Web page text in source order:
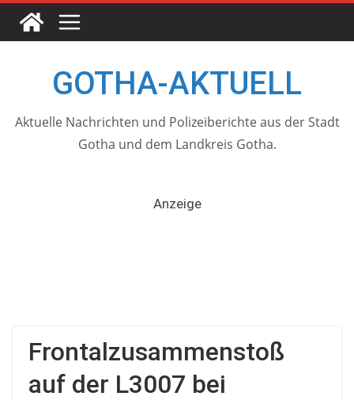
GOTHA-AKTUELL
Aktuelle Nachrichten und Polizeiberichte aus der Stadt
Gotha und dem Landkreis Gotha.
Anzeige
Frontalzusammenstoß
auf der L3007 bei